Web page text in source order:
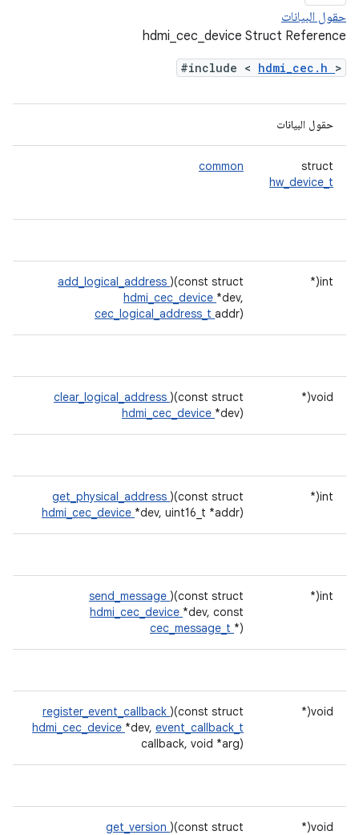
حقول البيانات
hdmi_cec_device Struct Reference
#include < hdmi_cec.h >
حقول البيانات
struct
hw_device_t
common
int(*
add_logical_address )(const struct
hdmi_cec_device *dev,
cec_logical_address_t addr)
void(*
clear_logical_address )(const struct
hdmi_cec_device *dev)
int(*
get_physical_address )(const struct
hdmi_cec_device *dev, uint16_t *addr)
int(*
send_message )(const struct
hdmi_cec_device *dev, const
cec_message_t *)
void(*
register_event_callback )(const struct
hdmi_cec_device *dev, event_callback_t
callback, void *arg)
void(*
get_version )(const struct